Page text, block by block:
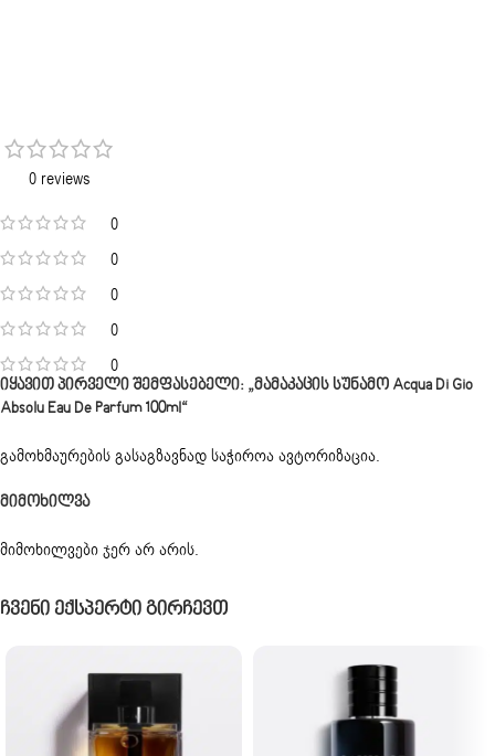
0 reviews
0
0
0
0
0
Მიმოხილვა
მიმოხილვები ჯერ არ არის.
Იყავით Პირველი Შემფასებელი: „მამაკაცის Სუნამო Acqua Di Gio
Absolu Eau De Parfum 100ml“
გამოხმაურების გასაგზავნად საჭიროა ავტორიზაცია.
Ჩვენი Ექსპერტი Გირჩევთ